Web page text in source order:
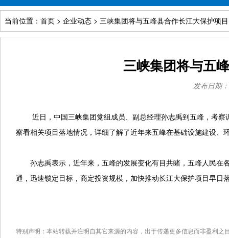
当前位置：首页 > 企业动态 > 三峡集团将与五峰县合作长江大保护项目
三峡集团将与五
发布日期
近日，中国三峡集团党组成员、副总经理孙志禹到五峰，考察
察看相关项目落地情况，详细了解了近年来五峰在基础设施建设、
孙志禹表示，近年来，五峰的发展变化有目共睹，五峰人民在
通，迅速锁定目标，商定投资规模，加快推动长江大保护项目早日
特别声明：本站转载并注明自其它来源的内容，出于传递更多信息而非盈利